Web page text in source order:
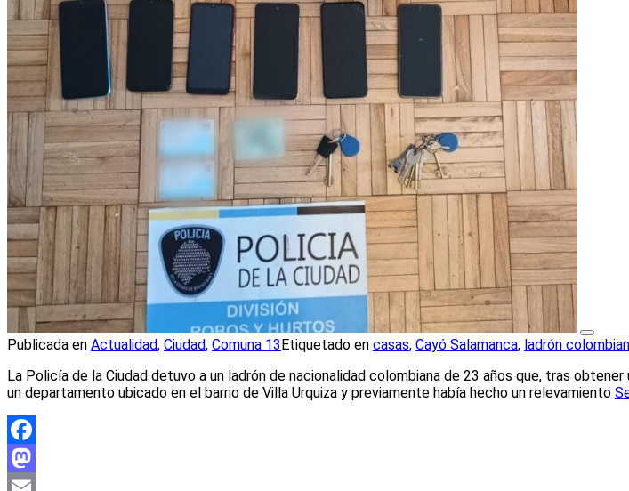
Publicada en Actualidad, Ciudad, Comuna 13Etiquetado en casas, Cayó Salamanca, ladrón
La Policía de la Ciudad detuvo a un ladrón de nacionalidad colombiana de 23 años que, tras
un departamento ubicado en el barrio de Villa Urquiza y previamente había hecho un relevamiento
Facebook
Mastodon